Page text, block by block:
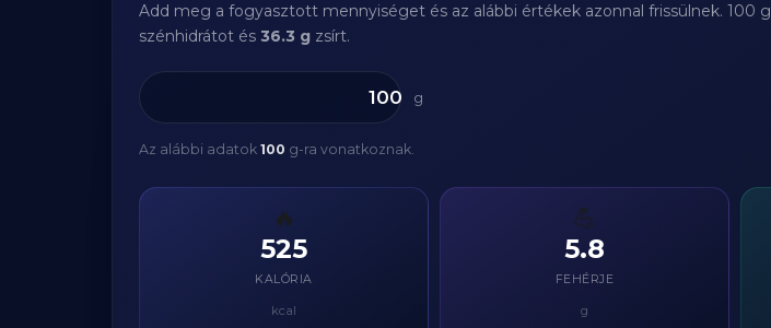
Add meg a fogyasztott mennyiséget és az alábbi értékek azonnal frissülnek. 100 g
szénhidrátot és 36.3 g zsírt.
g
Az alábbi adatok 100 g-ra vonatkoznak.
🔥
525
KALÓRIA
kcal
💪
5.8
FEHÉRJE
g